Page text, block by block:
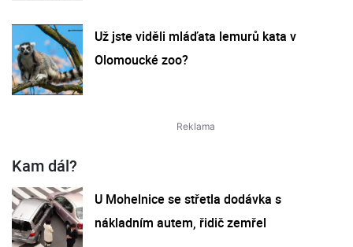
Už jste viděli mláďata lemurů kata v
Olomoucké zoo?
Kam dál?
U Mohelnice se střetla dodávka s
nákladním autem, řidič zemřel